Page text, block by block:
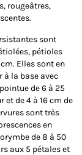
rougeâtres,
sont
pétioles
cm. Elles sont en
à la base avec
de 6 à 25
et de 4 à 16 cm de
sont très
en
de 8 à 50
aux 5 pétales et